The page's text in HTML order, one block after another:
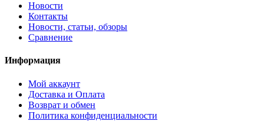
Новости
Контакты
Новости, статьи, обзоры
Сравнение
Информация
Мой аккаунт
Доставка и Оплата
Возврат и обмен
Политика конфиденциальности